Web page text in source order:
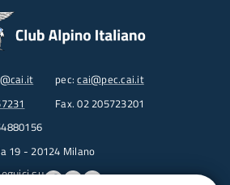
pec:cai@pec.cai.it
Fax. 02 205723201
19 - 20124 Milano
su